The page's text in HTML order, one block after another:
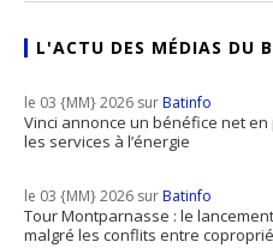
L'ACTU DES MÉDIAS DU
le 03 {MM} 2026 surBatinfo
Vinci annonce un bénéfice net
les services à l’énergie
le 03 {MM} 2026 surBatinfo
Tour Montparnasse : le
malgré les conflits entre